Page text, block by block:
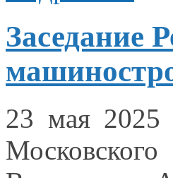
Заседание
23 мая 2025